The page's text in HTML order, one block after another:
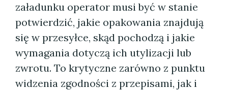
załadunku operator musi być w stanie
potwierdzić, jakie opakowania znajdują
się w przesyłce, skąd pochodzą i jakie
wymagania dotyczą ich utylizacji lub
zwrotu. To krytyczne zarówno z punktu
widzenia zgodności z przepisami, jak i